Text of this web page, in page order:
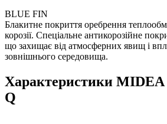
BLUE FIN
Блакитне покриття оребрення
корозії. Спеціальне антикорозійне
що захищає від атмосферних явищ і
зовнішнього середовища.
Характеристики
Q